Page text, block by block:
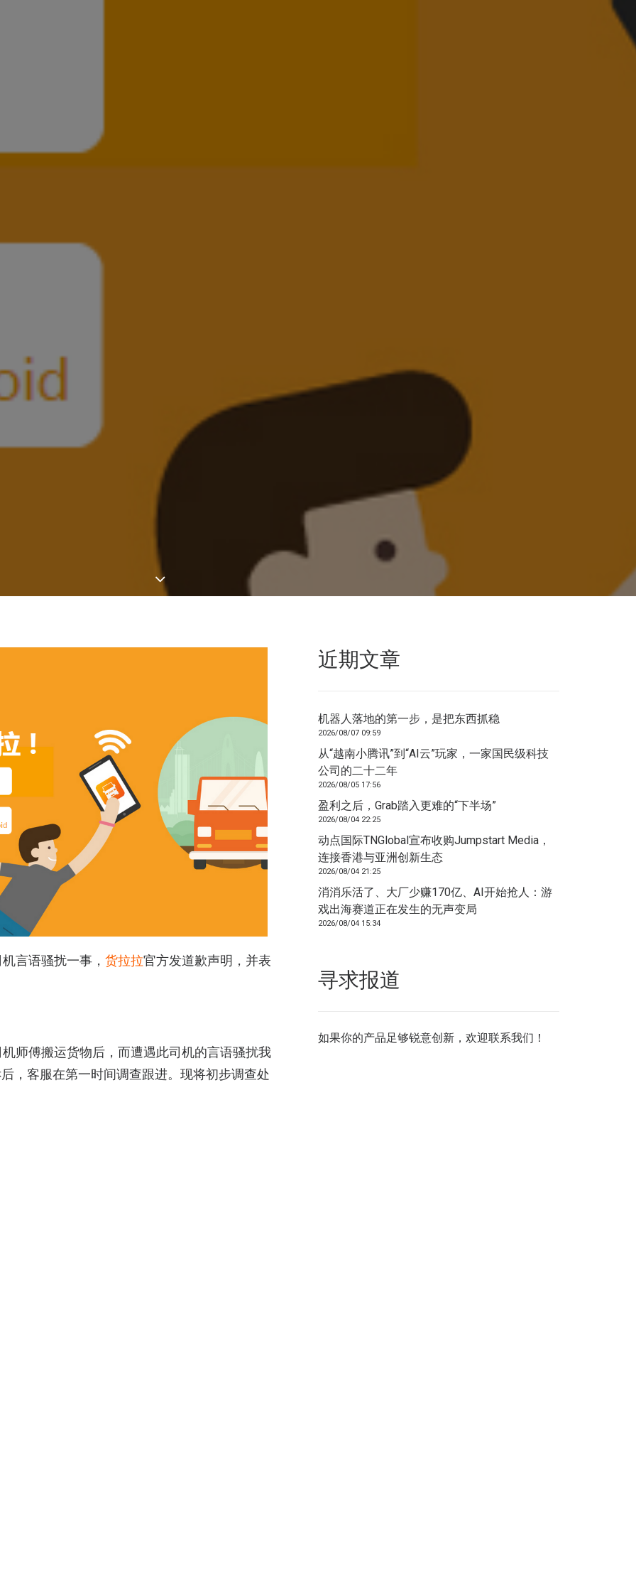
言语骚扰一事， 货拉拉官方发道歉声明，并表
师傅搬运货物后，而遭遇此司机的言语骚扰我
，客服在第一时间调查跟进。现将初步调查处
近期文章
机器人落地的第一步，是把东西抓稳
2026/08/07 09:59
从“越南小腾讯”到“AI云”玩家，一家国民级科技
公司的二十二年
2026/08/05 17:56
盈利之后，Grab踏入更难的“下半场”
2026/08/04 22:25
动点国际TNGlobal宣布收购Jumpstart Media，
连接香港与亚洲创新生态
2026/08/04 21:25
消消乐活了、大厂少赚170亿、AI开始抢人：游
戏出海赛道正在发生的无声变局
2026/08/04 15:34
寻求报道
如果你的产品足够锐意创新，欢迎联系我们 ！